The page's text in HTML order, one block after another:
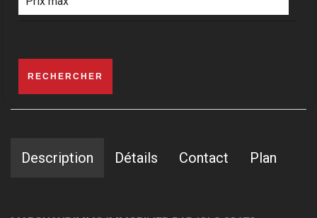
RECHERCHER
Description Détails Contact Plan